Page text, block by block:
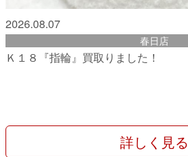
2026.08.07
春日店
Ｋ１８『指輪』買取りました！
詳しく見る